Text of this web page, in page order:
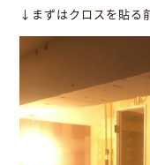
↓まずはクロスを貼る